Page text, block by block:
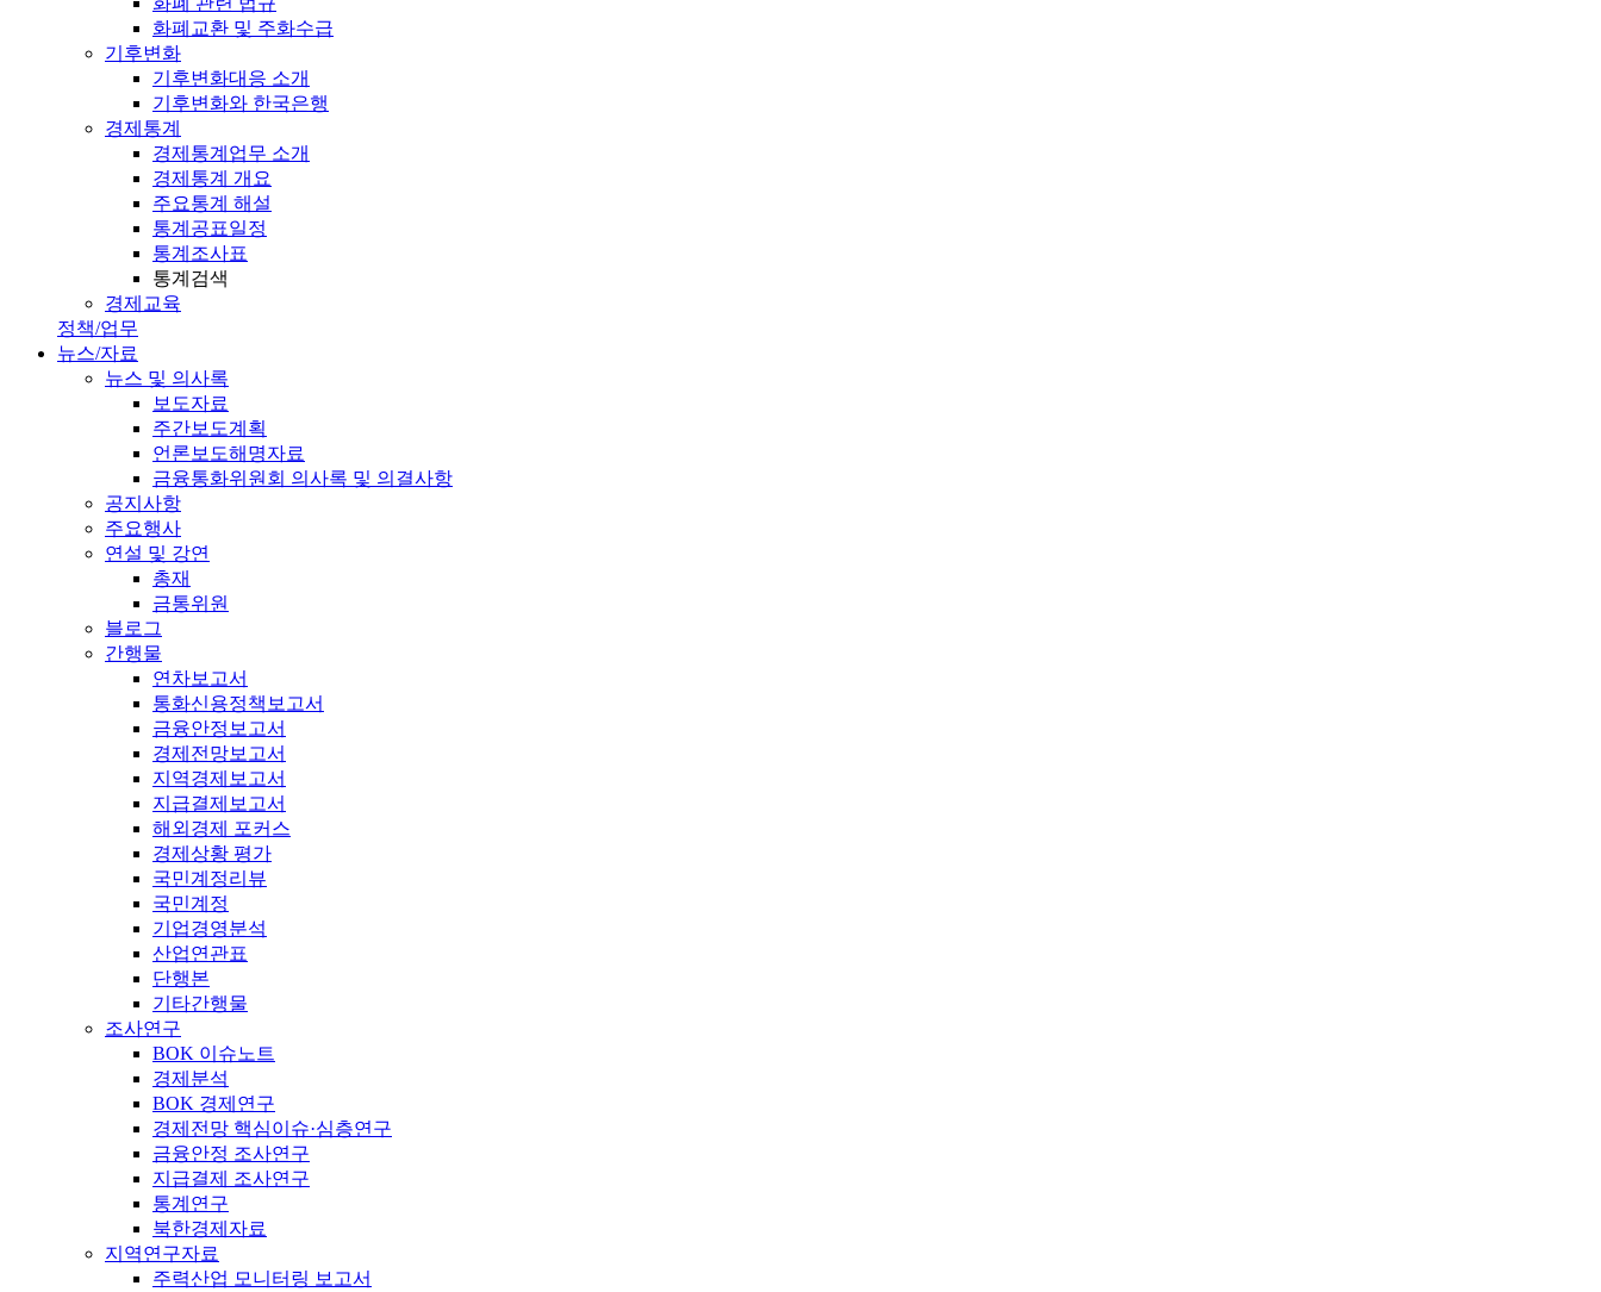
화폐교환 및 주화수급
기후변화
기후변화대응 소개
기후변화와 한국은행
경제통계
경제통계업무 소개
경제통계 개요
주요통계 해설
통계공표일정
통계조사표
통계검색
경제교육
정책/업무
뉴스/자료
뉴스 및 의사록
보도자료
주간보도계획
언론보도해명자료
금융통화위원회 의사록 및 의결사항
공지사항
주요행사
연설 및 강연
총재
금통위원
블로그
간행물
연차보고서
통화신용정책보고서
금융안정보고서
경제전망보고서
지역경제보고서
지급결제보고서
해외경제 포커스
경제상황 평가
국민계정리뷰
국민계정
기업경영분석
산업연관표
단행본
기타간행물
조사연구
BOK 이슈노트
경제분석
BOK 경제연구
경제전망 핵심이슈·심층연구
금융안정 조사연구
지급결제 조사연구
통계연구
북한경제자료
지역연구자료
주력산업 모니터링 보고서